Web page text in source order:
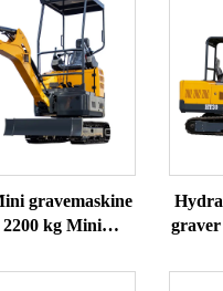
gravemaskine
kg Mini